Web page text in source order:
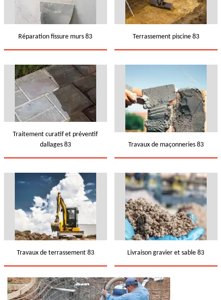
Réparation fissure murs 83 Terrassement piscine 83
Traitement curatif et préventif
dallages 83
Travaux de maçonneries 83
Travaux de terrassement 83 Livraison gravier et sable 83